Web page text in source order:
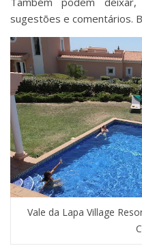
sugestões e comentários.
Vale da Lapa Village